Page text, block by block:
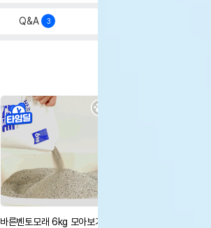
Q&A 3
바른벤토모래 6kg 모아보기